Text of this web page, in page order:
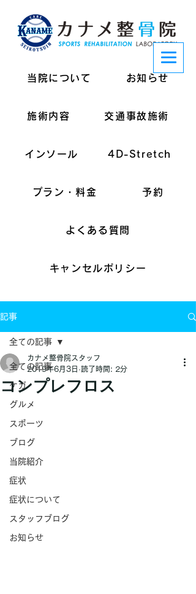
当院について お知らせ
施術内容 交通事故施術
インソール 4D-Stretch
プラン・料金 予約
よくある質問
キャンセルポリシー
記事
全ての記事
ケガ
グルメ
スポーツ
ブログ
当院紹介
症状
症状について
スタッフブログ
お知らせ
全ての記事
コンプレフロス
カナメ整骨院スタッフ
2019年6月3日 読了時間: 2分